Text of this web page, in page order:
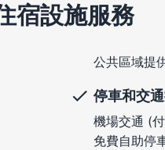
宿設施服務
公共區域提
停車和交
機場交通 (
免費自助停